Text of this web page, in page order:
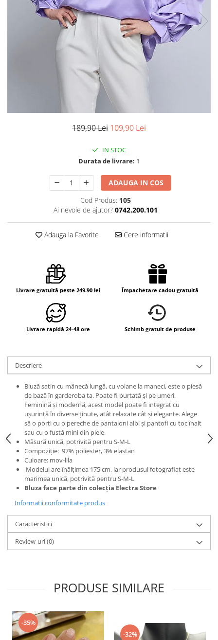
189,90 Lei 109,90 Lei
IN STOC
Durata de livrare: 1
ADAUGA IN COS
Cod Produs: 105
Ai nevoie de ajutor? 0742.200.101
Adauga la Favorite Cere informatii
Livrare gratuită peste 249.90 lei Împachetare cadou gratuită
Livrare rapidă 24-48 ore Schimb gratuit de produse
Descriere
Bluză satin cu mânecă lungă, cu volane la maneci, este o piesă
de bază în garderoba ta. Poate fi purtată și pe umeri.
Feminină și modernă, acest model poate fi integrat cu
ușurință în diverse ținute, atât relaxate cât și elegante. Alege
să o porti cu o pereche de pantaloni albi și pantofi cu toc înalt
sau cu o fustă mini din piele.
Măsură unică, potrivită pentru S-M-L
Compoziție: 97% poliester,3% elastan
Culoare: mov-lila
Modelul are înălțimea 175 cm, iar produsul fotografiat este
marimea unică, potrivită pentru S-M-L
Bluza face parte din colecția Electra Store
Informatii conformitate produs
Caracteristici
Review-uri(0)
PRODUSE SIMILARE
-35%
-32%